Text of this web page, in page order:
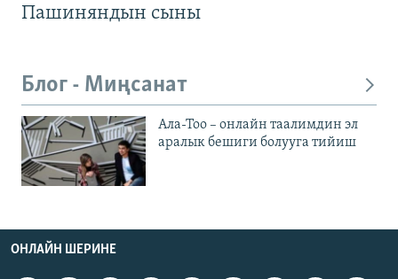
Пашиняндын сыны
Блог - Миңсанат
Ала-Тоо – онлайн таалимдин эл
аралык бешиги болууга тийиш
ОНЛАЙН ШЕРИНЕ